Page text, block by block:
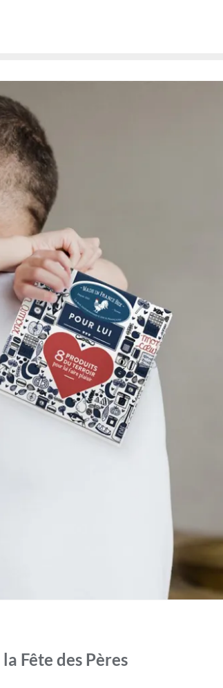
Fête des Pères